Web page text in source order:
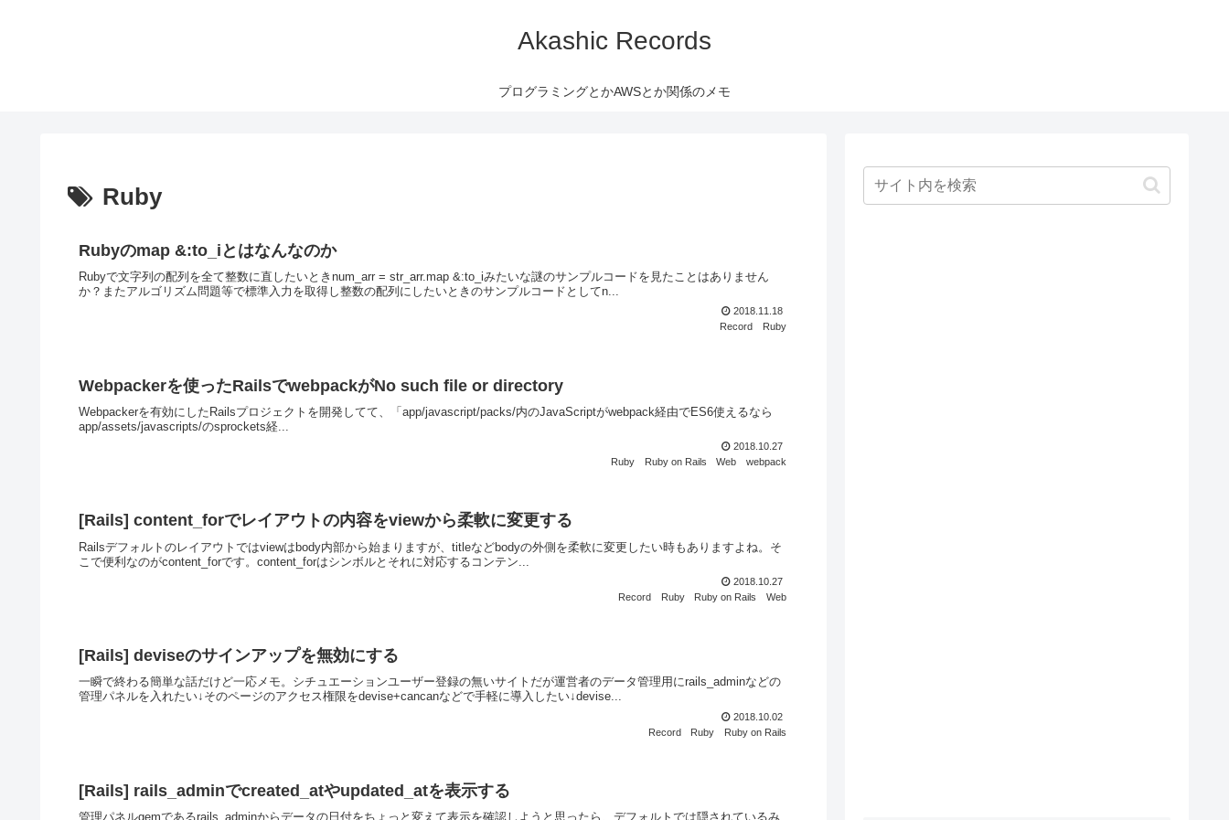
Akashic Records
プログラミングとかAWSとか関係のメモ
Ruby
Rubyのmap &:to_iとはなんなのか
Rubyで文字列の配列を全て整数に直したいときnum_arr = str_arr.map &:to_iみたいな謎のサンプルコードを見たことはありません
か？またアルゴリズム問題等で標準入力を取得し整数の配列にしたいときのサンプルコードとしてn...
2018.11.18
Record
Ruby
Webpackerを使ったRailsでwebpackがNo such file or directory
Webpackerを有効にしたRailsプロジェクトを開発してて、「app/javascript/packs/内のJavaScriptがwebpack経由でES6使えるなら
app/assets/javascripts/のsprockets経...
2018.10.27
Ruby
Ruby on Rails Web webpack
[Rails] content_forでレイアウトの内容をviewから柔軟に変更する
Railsデフォルトのレイアウトではviewはbody内部から始まりますが、titleなどbodyの外側を柔軟に変更したい時もありますよね。そ
こで便利なのがcontent_forです。content_forはシンボルとそれに対応するコンテン...
2018.10.27
Record
Ruby Ruby on Rails Web
[Rails] deviseのサインアップを無効にする
一瞬で終わる簡単な話だけど一応メモ。シチュエーションユーザー登録の無いサイトだが運営者のデータ管理用にrails_adminなどの
管理パネルを入れたい↓そのページのアクセス権限をdevise+cancanなどで手軽に導入したい↓devise...
2018.10.02
Record
Ruby Ruby on Rails
[Rails] rails_adminでcreated_atやupdated_atを表示する
管理パネルgemであるrails_adminからデータの日付をちょっと変えて表示を確認しようと思ったら、デフォルトでは隠されているみ